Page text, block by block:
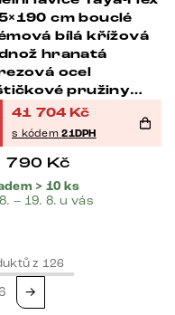
cm bouclé
bílá křížová
hranatá
ocel
pružiny
41 704 Kč
s kódem21DPH
790 Kč
> 10 ks
– 19. 8. u vás
z 126
→